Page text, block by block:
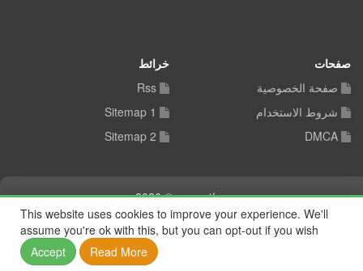
This website uses cookies to improve your experience. We'll
assume you're ok with this, but you can opt-out if you wish
Accept
Read More
صفحات
صفحة الخصوصية
شروط الاستخدام
DMCA
خرائط
Rss
Sitemap 1
Sitemap 2
شيلات توب © 2026